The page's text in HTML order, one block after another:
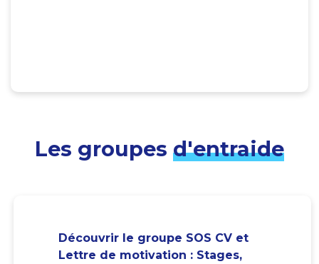
Les groupes d'entraide
Découvrir le groupe SOS CV et
Lettre de motivation : Stages,